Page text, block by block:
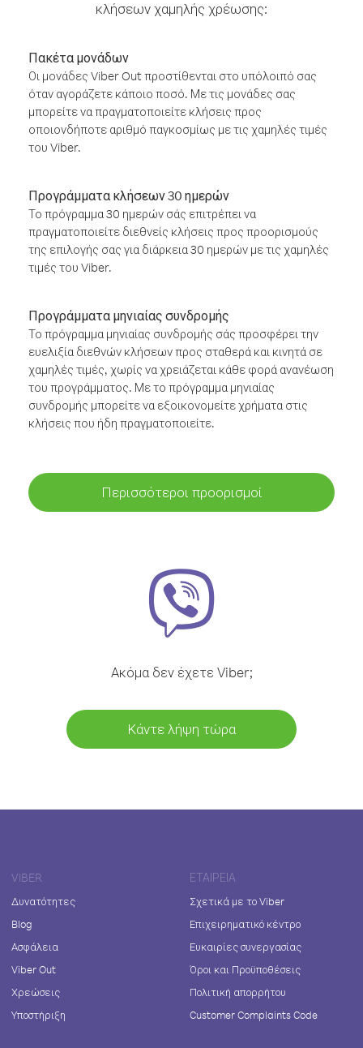
κλήσεων χαμηλής χρέωσης:
Πακέτα μονάδων
Οι μονάδες Viber Out προστίθενται στο υπόλοιπό σας
όταν αγοράζετε κάποιο ποσό. Με τις μονάδες σας
μπορείτε να πραγματοποιείτε κλήσεις προς
οποιονδήποτε αριθμό παγκοσμίως με τις χαμηλές τιμές
του Viber.
Προγράμματα κλήσεων 30 ημερών
Το πρόγραμμα 30 ημερών σάς επιτρέπει να
πραγματοποιείτε διεθνείς κλήσεις προς προορισμούς
της επιλογής σας για διάρκεια 30 ημερών με τις χαμηλές
τιμές του Viber.
Προγράμματα μηνιαίας συνδρομής
Το πρόγραμμα μηνιαίας συνδρομής σάς προσφέρει την
ευελιξία διεθνών κλήσεων προς σταθερά και κινητά σε
χαμηλές τιμές, χωρίς να χρειάζεται κάθε φορά ανανέωση
του προγράμματος. Με το πρόγραμμα μηνιαίας
συνδρομής μπορείτε να εξοικονομείτε χρήματα στις
κλήσεις που ήδη πραγματοποιείτε.
Περισσότεροι προορισμοί
Ακόμα δεν έχετε Viber;
Κάντε λήψη τώρα
VIBER
Δυνατότητες
Blog
Ασφάλεια
Viber Out
Χρεώσεις
Υποστήριξη
ΕΤΑΙΡΕΊΑ
Σχετικά με το Viber
Επιχειρηματικό κέντρο
Ευκαιρίες συνεργασίας
Όροι και Προϋποθέσεις
Πολιτική απορρήτου
Customer Complaints Code